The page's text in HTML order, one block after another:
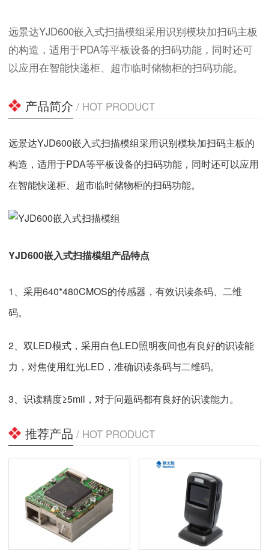
远景达YJD600嵌入式扫描模组采用识别模块加扫码主板
的构造，适用于PDA等平板设备的扫码功能，同时还可
以应用在智能快递柜、超市临时储物柜的扫码功能。
产品简介 / HOT PRODUCT
远景达YJD600嵌入式扫描模组采用识别模块加扫码主板的
构造，适用于PDA等平板设备的扫码功能，同时还可以应用
在智能快递柜、超市临时储物柜的扫码功能。
YJD600嵌入式扫描模组产品特点
1、采用640*480CMOS的传感器，有效识读条码、二维
码。
2、双LED模式，采用白色LED照明夜间也有良好的识读能
力，对焦使用红光LED，准确识读条码与二维码。
3、识读精度≥5mil，对于问题码都有良好的识读能力。
推荐产品 / HOT PRODUCT